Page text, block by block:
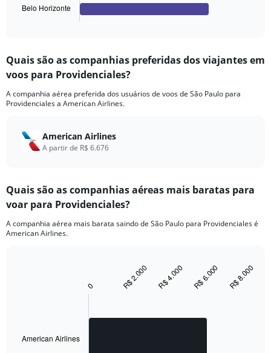
Range:
4
The
chart
axis
Range:
0
1440.
Belo Horizonte
Quais são as companhias preferidas dos viajantes em
voos para Providenciales?
A companhia aérea preferida dos usuários de voos de São Paulo para
Providenciales a American Airlines.
American Airlines
A partir de R$ 6.676
Quais são as companhias aéreas mais baratas para
voar para Providenciales?
A companhia aérea mais barata saindo de São Paulo para Providenciales é
American Airlines.
The
chart
American Airlines
0 R$ 2.000 R$ 4.000 R$ 6.000 R$ 8.000